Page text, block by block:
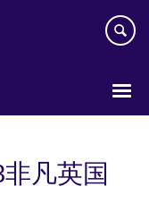
凡英国